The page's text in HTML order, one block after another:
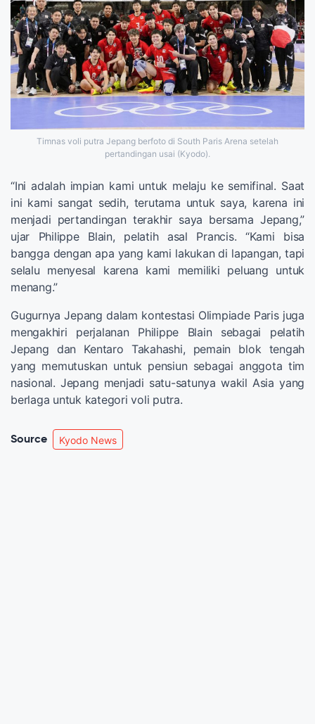
Timnas voli putra Jepang berfoto di South Paris Arena setelah
pertandingan usai (Kyodo).
“Ini adalah impian kami untuk melaju ke semifinal. Saat
ini kami sangat sedih, terutama untuk saya, karena ini
menjadi pertandingan terakhir saya bersama Jepang,”
ujar Philippe Blain, pelatih asal Prancis. “Kami bisa
bangga dengan apa yang kami lakukan di lapangan, tapi
selalu menyesal karena kami memiliki peluang untuk
menang.”
Gugurnya Jepang dalam kontestasi Olimpiade Paris juga
mengakhiri perjalanan Philippe Blain sebagai pelatih
Jepang dan Kentaro Takahashi, pemain blok tengah
yang memutuskan untuk pensiun sebagai anggota tim
nasional. Jepang menjadi satu-satunya wakil Asia yang
berlaga untuk kategori voli putra.
Source Kyodo News